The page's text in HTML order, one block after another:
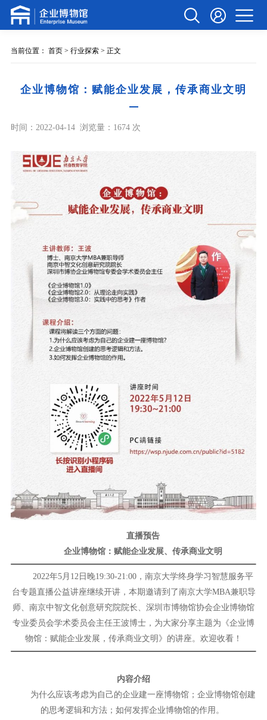
当前位置： 首页> 行业探索> 正文
企业博物馆：赋能企业发展，传承商业文明
时间：2022-04-14 浏览量：1674 次
直播预告
企业博物馆：赋能企业发展、传承商业文明
2022年5月12日晚19:30-21:00，南京大学终身学习智慧服务平
台专题直播公益讲座继续开讲，本期邀请到了南京大学MBA兼职导
师、南京中智文化创意研究院院长、深圳市博物馆协会企业博物馆
专业委员会学术委员会主任王波博士，为大家分享主题为《企业博
物馆：赋能企业发展，传承商业文明》的讲座。欢迎收看！
内容介绍
为什么应该考虑为自己的企业建一座博物馆；企业博物馆创建
的思考逻辑和方法；如何发挥企业博物馆的作用。